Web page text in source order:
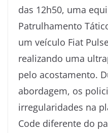
das 12h50, uma
Patrulhamento
um veículo Fiat
realizando uma
pelo acostamento.
abordagem, os
irregularidades na
Code diferente do